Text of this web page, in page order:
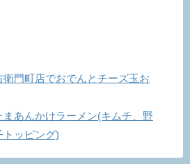
衛門町店でおでんとチーズ玉お
まあんかけラーメン(キムチ、野
トッピング)